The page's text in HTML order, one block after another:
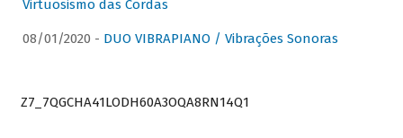
Virtuosismo das Cordas
08/01/2020 - DUO VIBRAPIANO / Vibrações Sonoras
Z7_7QGCHA41LODH60A3OQA8RN14Q1